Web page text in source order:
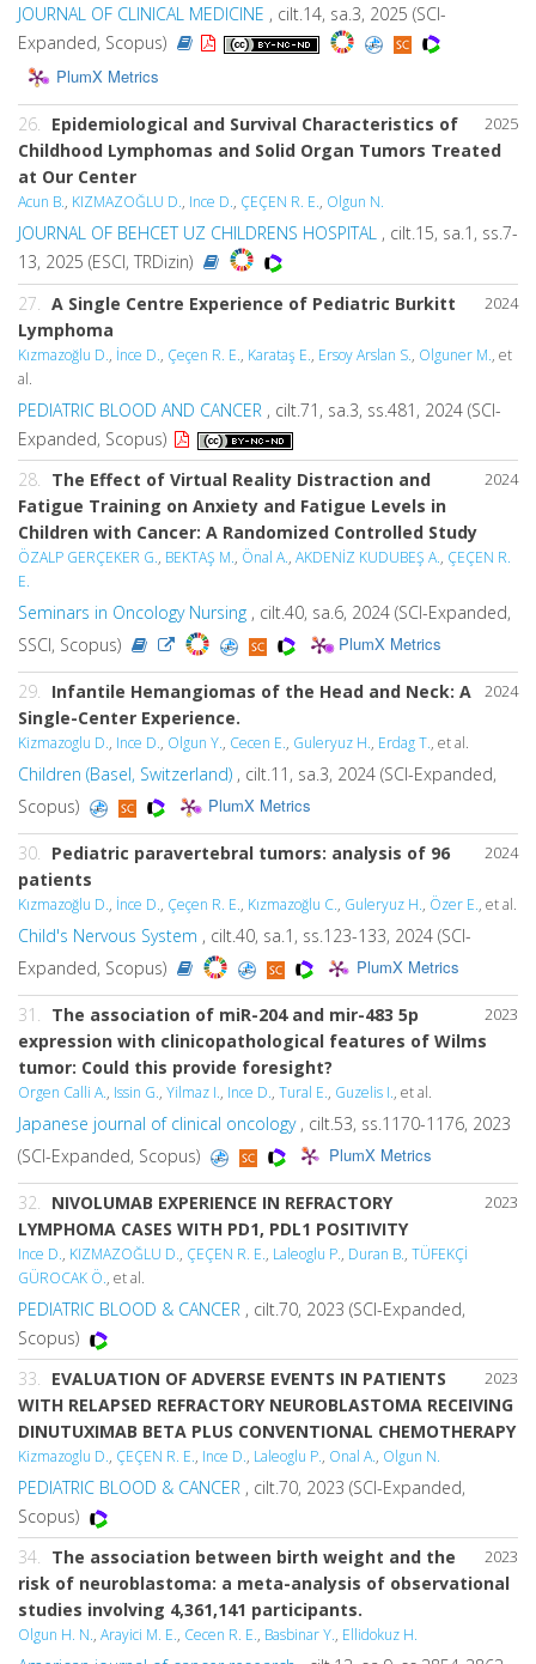
JOURNAL OF CLINICAL MEDICINE , cilt.14, sa.3, 2025 (SCI-
Expanded, Scopus)
PlumX Metrics
2025
26.
Epidemiological and Survival Characteristics of
Childhood Lymphomas and Solid Organ Tumors Treated
at Our Center
Acun B., KIZMAZOĞLU D., Ince D., ÇEÇEN R. E., Olgun N.
JOURNAL OF BEHCET UZ CHILDRENS HOSPITAL , cilt.15, sa.1, ss.7-
13, 2025 (ESCI, TRDizin)
2024
27. A Single Centre Experience of Pediatric Burkitt
Lymphoma
Kızmazoğlu D., İnce D., Çeçen R. E., Karataş E., Ersoy Arslan S., Olguner M., et
al.
PEDIATRIC BLOOD AND CANCER , cilt.71, sa.3, ss.481, 2024 (SCI-
Expanded, Scopus)
2024
28. The Effect of Virtual Reality Distraction and
Fatigue Training on Anxiety and Fatigue Levels in
Children with Cancer: A Randomized Controlled Study
ÖZALP GERÇEKER G., BEKTAŞ M., Önal A., AKDENİZ KUDUBEŞ A., ÇEÇEN R.
E.
Seminars in Oncology Nursing , cilt.40, sa.6, 2024 (SCI-Expanded,
SSCI, Scopus)
PlumX Metrics
2024
29. Infantile Hemangiomas of the Head and Neck: A
Single-Center Experience.
Kizmazoglu D., Ince D., Olgun Y., Cecen E., Guleryuz H., Erdag T., et al.
Children (Basel, Switzerland) , cilt.11, sa.3, 2024 (SCI-Expanded,
Scopus)
PlumX Metrics
2024
30. Pediatric paravertebral tumors: analysis of 96
patients
Kızmazoğlu D., İnce D., Çeçen R. E., Kızmazoğlu C., Guleryuz H., Özer E., et al.
Child's Nervous System , cilt.40, sa.1, ss.123-133, 2024 (SCI-
Expanded, Scopus)
PlumX Metrics
2023
31. The association of miR-204 and mir-483 5p
expression with clinicopathological features of Wilms
tumor: Could this provide foresight?
Orgen Calli A., Issin G., Yilmaz I., Ince D., Tural E., Guzelis I., et al.
Japanese journal of clinical oncology, cilt.53, ss.1170-1176, 2023
(SCI-Expanded, Scopus)
PlumX Metrics
2023
32. NIVOLUMAB EXPERIENCE IN REFRACTORY
LYMPHOMA CASES WITH PD1, PDL1 POSITIVITY
Ince D., KIZMAZOĞLU D., ÇEÇEN R. E., Laleoglu P., Duran B., TÜFEKÇİ
GÜROCAK Ö., et al.
PEDIATRIC BLOOD & CANCER , cilt.70, 2023 (SCI-Expanded,
Scopus)
2023
33. EVALUATION OF ADVERSE EVENTS IN PATIENTS
WITH RELAPSED REFRACTORY NEUROBLASTOMA RECEIVING
DINUTUXIMAB BETA PLUS CONVENTIONAL CHEMOTHERAPY
Kizmazoglu D., ÇEÇEN R. E., Ince D., Laleoglu P., Onal A., Olgun N.
PEDIATRIC BLOOD & CANCER , cilt.70, 2023 (SCI-Expanded,
Scopus)
2023
34. The association between birth weight and the
risk of neuroblastoma: a meta-analysis of observational
studies involving 4,361,141 participants.
Olgun H. N., Arayici M. E., Cecen R. E., Basbinar Y., Ellidokuz H.